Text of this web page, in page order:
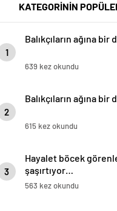
KATEGORİNİN
1
Balıkçıların ağına bir
639 kez okundu
2
Balıkçıların ağına bir
615 kez okundu
3
Hayalet böcek
şaşırtıyor…
563 kez okundu